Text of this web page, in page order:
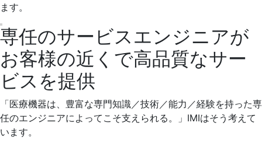
ます。
専任のサービスエンジニアが
お客様の近くで高品質なサー
ビスを提供
「医療機器は、豊富な専門知識／技術／能力／経験を持った専
任のエンジニアによってこそ支えられる。」IMIはそう考えて
います。